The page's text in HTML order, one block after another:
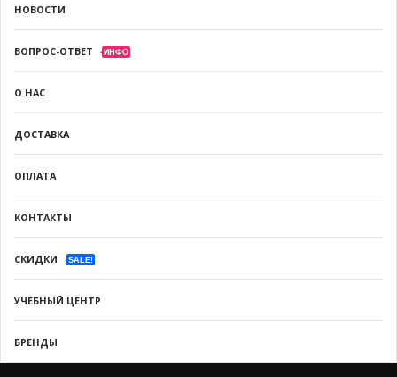
НОВОСТИ
ВОПРОС-ОТВЕТ ИНФО
О НАС
ДОСТАВКА
ОПЛАТА
КОНТАКТЫ
СКИДКИ SALE!
УЧЕБНЫЙ ЦЕНТР
БРЕНДЫ